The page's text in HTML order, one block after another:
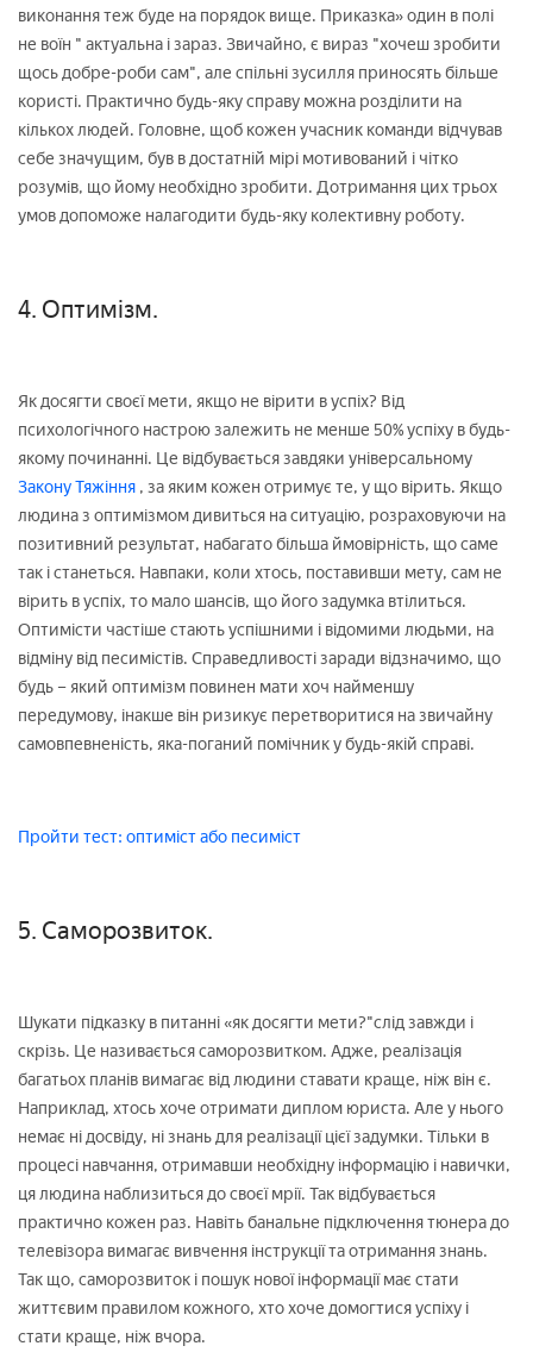
виконання теж буде на порядок вище. Приказка» один в полі
не воїн " актуальна і зараз. Звичайно, є вираз "хочеш зробити
щось добре-роби сам", але спільні зусилля приносять більше
користі. Практично будь-яку справу можна розділити на
кількох людей. Головне, щоб кожен учасник команди відчував
себе значущим, був в достатній мірі мотивований і чітко
розумів, що йому необхідно зробити. Дотримання цих трьох
умов допоможе налагодити будь-яку колективну роботу.
4. Оптимізм.
Як досягти своєї мети, якщо не вірити в успіх? Від
психологічного настрою залежить не менше 50% успіху в будь-
якому починанні. Це відбувається завдяки універсальному
Закону Тяжіння , за яким кожен отримує те, у що вірить. Якщо
людина з оптимізмом дивиться на ситуацію, розраховуючи на
позитивний результат, набагато більша ймовірність, що саме
так і станеться. Навпаки, коли хтось, поставивши мету, сам не
вірить в успіх, то мало шансів, що його задумка втілиться.
Оптимісти частіше стають успішними і відомими людьми, на
відміну від песимістів. Справедливості заради відзначимо, що
будь – який оптимізм повинен мати хоч найменшу
передумову, інакше він ризикує перетворитися на звичайну
самовпевненість, яка-поганий помічник у будь-якій справі.
Пройти тест: оптиміст або песиміст
5. Саморозвиток.
Шукати підказку в питанні «як досягти мети?"слід завжди і
скрізь. Це називається саморозвитком. Адже, реалізація
багатьох планів вимагає від людини ставати краще, ніж він є.
Наприклад, хтось хоче отримати диплом юриста. Але у нього
немає ні досвіду, ні знань для реалізації цієї задумки. Тільки в
процесі навчання, отримавши необхідну інформацію і навички,
ця людина наблизиться до своєї мрії. Так відбувається
практично кожен раз. Навіть банальне підключення тюнера до
телевізора вимагає вивчення інструкції та отримання знань.
Так що, саморозвиток і пошук нової інформації має стати
життєвим правилом кожного, хто хоче домогтися успіху і
стати краще, ніж вчора.